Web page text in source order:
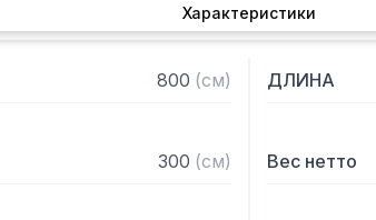
—
— 2 яруса
—
Характеристики
800 (см) ДЛИНА
300 (см) Вес нетто